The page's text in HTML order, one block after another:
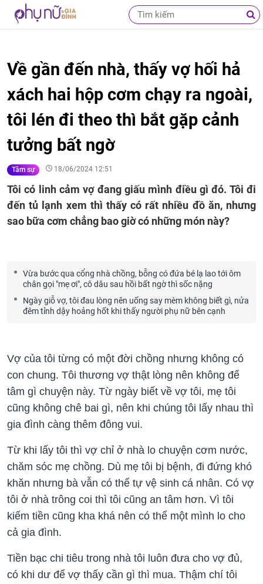
Về gần đến nhà, thấy vợ hối hả
xách hai hộp cơm chạy ra ngoài,
tôi lén đi theo thì bắt gặp cảnh
tưởng bất ngờ
Tâm sự 18/06/2024 12:51
Tôi có linh cảm vợ đang giấu mình điều gì đó. Tôi đi
đến tủ lạnh xem thì thấy có rất nhiều đồ ăn, nhưng
sao bữa cơm chẳng bao giờ có những món này?
Vừa bước qua cổng nhà chồng, bỗng có đứa bé lạ lao tới ôm
chân gọi "mẹ ơi", cô dâu sau hồi bất ngờ thì sốc nặng
Ngày giỗ vợ, tôi đau lòng nên uống say mèm không biết gì, nửa
đêm tỉnh dậy hoảng hốt khi thấy người phụ nữ bên cạnh
Vợ của tôi từng có một đời chồng nhưng không có
con chung. Tôi thương vợ thật lòng nên không để
tâm gì chuyện này. Từ ngày biết về vợ tôi, mẹ tôi
cũng không chê bai gì, nên khi chúng tôi lấy nhau thì
gia đình càng thêm đông vui.
Từ khi lấy tôi thì vợ chỉ ở nhà lo chuyện cơm nước,
chăm sóc mẹ chồng. Dù mẹ tôi bị bệnh, đi đứng khó
khăn nhưng bà vẫn có thể tự vệ sinh cá nhân. Có vợ
tôi ở nhà trông coi thì tôi cũng an tâm hơn. Vì tôi
kiếm tiền cũng kha khá nên có thể một mình lo cho
cả gia đình.
Tiền bạc chi tiêu trong nhà tôi luôn đưa cho vợ đủ,
có khi dư để vợ thấy cần gì thì mua. Thậm chí tôi